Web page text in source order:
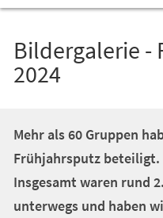
Bildergalerie -
2024
Mehr als 60 Gruppen
Frühjahrsputz beteiligt.
Insgesamt waren rund
unterwegs und haben